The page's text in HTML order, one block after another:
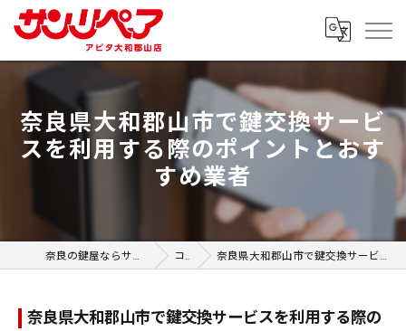
奈良県大和郡山市で鍵交換サービ
スを利用する際のポイントとおす
すめ業者
奈良の鍵屋ならサンリペア アピタ大和郡山店 コラム 奈良県大和郡山市で鍵交換サービスを利用する際のポイントとおすすめ業者
奈良県大和郡山市で鍵交換サービスを利用する際の